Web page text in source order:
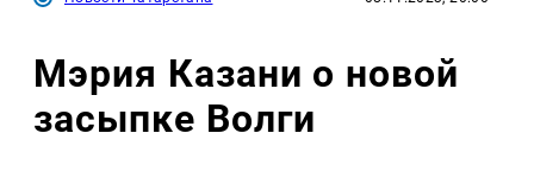
Мэрия Казани о новой
засыпке Волги